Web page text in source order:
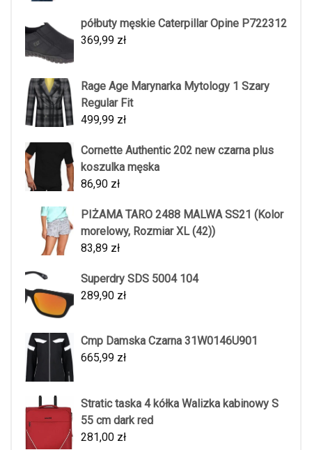
półbuty męskie Caterpillar Opine P722312
369,99 zł
Rage Age Marynarka Mytology 1 Szary
Regular Fit
499,99 zł
Cornette Authentic 202 new czarna plus
koszulka męska
86,90 zł
PIŻAMA TARO 2488 MALWA SS21 (Kolor
morelowy, Rozmiar XL (42))
83,89 zł
Superdry SDS 5004 104
289,90 zł
Cmp Damska Czarna 31W0146U901
665,99 zł
Stratic taska 4 kółka Walizka kabinowy S
55 cm dark red
281,00 zł